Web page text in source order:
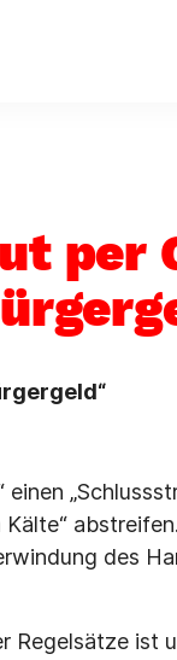
per
des
Regelsätze ist